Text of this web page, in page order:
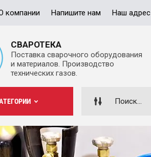
компании Напишите нам Наш адрес
СВАРОТЕКА
Поставка сварочного оборудования
и материалов. Производство
технических газов.